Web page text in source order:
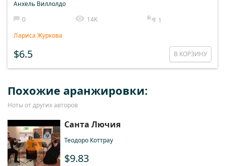
Анхель Виллолдо
0
14K
1
Лариса Журкова
$6.5 В КОРЗИНУ
Похожие аранжировки:
Ноты от других авторов
Санта Лючия
Теодоро Коттрау
$9.83